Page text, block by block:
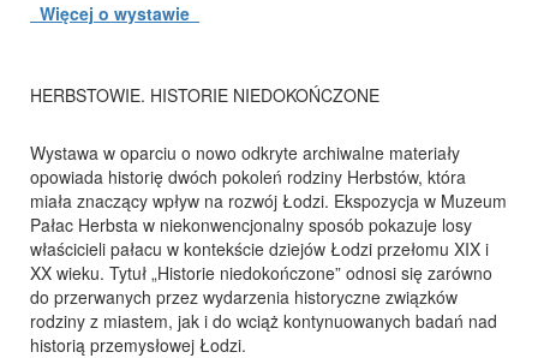
Więcej o wystawie
HERBSTOWIE. HISTORIE NIEDOKOŃCZONE
Wystawa w oparciu o nowo odkryte archiwalne materiały
opowiada historię dwóch pokoleń rodziny Herbstów, która
miała znaczący wpływ na rozwój Łodzi. Ekspozycja w Muzeum
Pałac Herbsta w niekonwencjonalny sposób pokazuje losy
właścicieli pałacu w kontekście dziejów Łodzi przełomu XIX i
XX wieku. Tytuł „Historie niedokończone” odnosi się zarówno
do przerwanych przez wydarzenia historyczne związków
rodziny z miastem, jak i do wciąż kontynuowanych badań nad
historią przemysłowej Łodzi.